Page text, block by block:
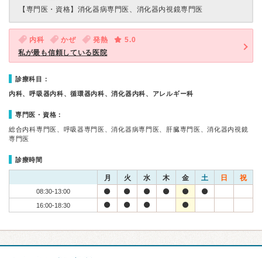
【専門医・資格】 消化器病専門医、消化器内視鏡専門医
内科 かぜ 発熱
5.0
私が最も信頼している医院
診療科目：
内科、呼吸器内科、循環器内科、消化器内科、アレルギー科
専門医・資格：
総合内科専門医、呼吸器専門医、消化器病専門医、肝臓専門医、消化器内視鏡
専門医
診療時間
月 火 水 木 金 土 日 祝
08:30-13:00
16:00-18:30